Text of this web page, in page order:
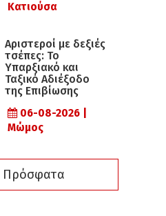
Κατιούσα
Αριστεροί με δεξιές
τσέπες: Το
Υπαρξιακό και
Ταξικό Αδιέξοδο
της Επιβίωσης
06-08-2026 |
Μώμος
Πρόσφατα